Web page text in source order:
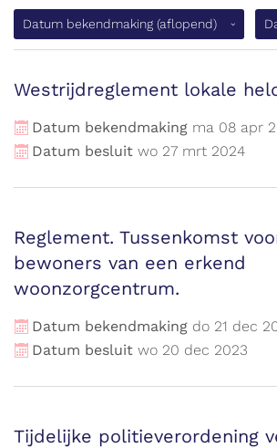
content
Datum bekendmaking (aflopend)
Westrijdreglement lokale
Datum bekendmaking ma 08 apr
Datum besluit wo 27 mrt 2024
Reglement. Tussenkomst
bewoners van een erkend
woonzorgcentrum.
Datum bekendmaking do 21 dec
Datum besluit wo 20 dec 2023
Tijdelijke politieverordening